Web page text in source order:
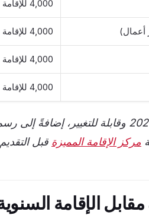
4,000 للإقامة الأولى
أعمال) 4,000 للإقامة الأولى
4,000 للإقامة الأولى
4,000 للإقامة الأولى
الرسوم تقديرية لعام 2026 وقابلة
مركز الإقامة المميزة قبل
مقابل الإقامة